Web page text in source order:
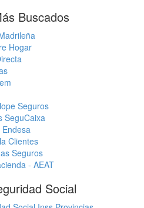
Buscados
Hogar
Seguros
SeguCaixa
Clientes
Seguros
- AEAT
Social